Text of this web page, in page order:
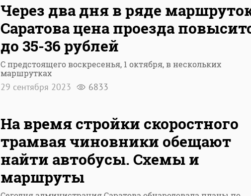
Через два дня в ряде
Саратова цена проезда
до 35-36 рублей
С предстоящего воскресенья, 1 октября, в нескольких
маршрутках
29 сентября 2023 6833
На время стройки скоростного
трамвая чиновники обещают
найти автобусы. Схемы и
маршруты